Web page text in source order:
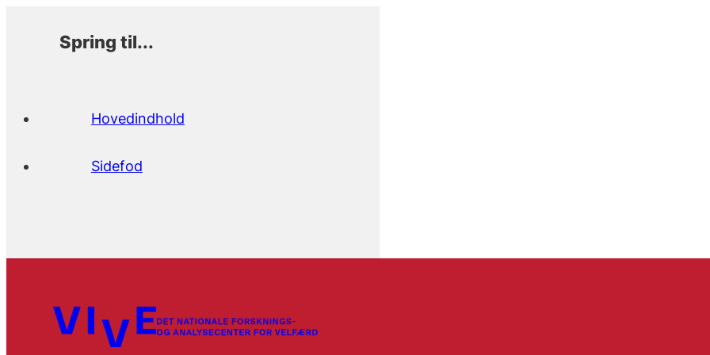
Spring til...
Hovedindhold
Sidefod